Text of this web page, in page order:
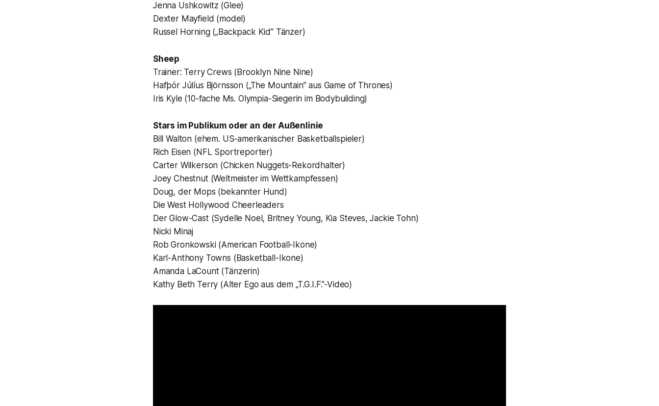
Jenna Ushkowitz (Glee)
Dexter Mayfield (model )
Russel Horning („Backpack Kid” Tänzer)
Sheep
Trainer: Terry Crews ( Brooklyn Nine Nine)
Hafþór Júlíus Björnsson („The Mountain” aus Game of Thrones)
Iris Kyle (10-fache Ms. Olympia-Siegerin im Bodybuilding)
Stars im Publikum oder an der Außenlinie
Bill Walton (ehem. US-amerikanischer Basketballspieler)
Rich Eisen (NFL Sportreporter)
Carter Wilkerson (Chicken Nuggets-Rekordhalter)
Joey Chestnut (Weltmeister im Wettkampfessen)
Doug, der Mops (bekannter Hund)
Die West Hollywood Cheerleaders
DerGlow-Cast (Sydelle Noel, Britney Young, Kia Steves, Jackie Tohn)
Nicki Minaj
Rob Gronkowski​ (American Football-Ikone)
Karl-Anthony Towns (Basketball-Ikone)
Amanda LaCount(Tänzerin)
Kathy Beth Terry (Alter Ego aus dem „T.G.I.F.”-Video)